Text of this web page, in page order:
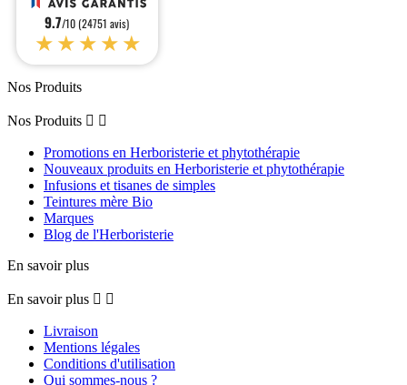
9.7/10 (24751 avis)
★★★★★
Nos Produits
Nos Produits  
Promotions en Herboristerie et phytothérapie
Nouveaux produits en Herboristerie et phytothérapie
Infusions et tisanes de simples
Teintures mère Bio
Marques
Blog de l'Herboristerie
En savoir plus
En savoir plus  
Livraison
Mentions légales
Conditions d'utilisation
Qui sommes-nous ?